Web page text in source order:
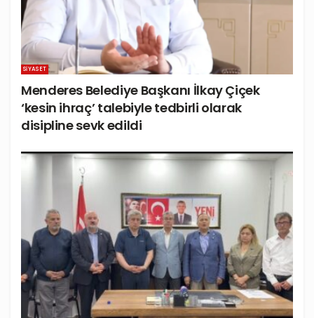
SIYASET
Menderes Belediye Başkanı İlkay Çiçek
‘kesin ihraç’ talebiyle tedbirli olarak
disipline sevk edildi